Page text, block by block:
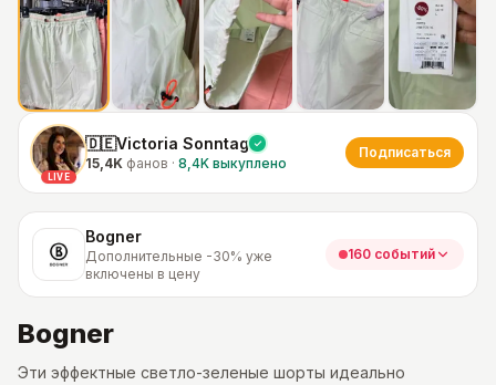
LIVE
🇩🇪Victoria Sonntag
15,4K фанов · 8,4K выкуплено
Подписаться
Bogner
Дополнительные -30% уже
включены в цену
160 событий
Bogner
Эти эффектные светло-зеленые шорты идеально